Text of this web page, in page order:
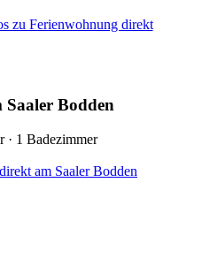
zu Ferienwohnung direkt
Bodden
· 1 Badezimmer
am Saaler Bodden